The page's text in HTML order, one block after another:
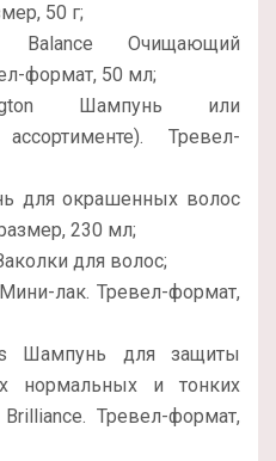
50 г;
Balance Очищающий
формат, 50 мл;
Шампунь или
Тревел-
для окрашенных волос
230 мл;
для волос;
лак. Тревел-формат,
Шампунь для защиты
нормальных и тонких
Тревел-формат,